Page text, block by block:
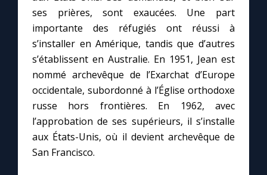
ses prières, sont exaucées. Une part
importante des réfugiés ont réussi à
s’installer en Amérique, tandis que d’autres
s’établissent en Australie. En 1951, Jean est
nommé archevêque de l’Exarchat d’Europe
occidentale, subordonné à l’Église orthodoxe
russe hors frontières. En 1962, avec
l’approbation de ses supérieurs, il s’installe
aux États-Unis, où il devient archevêque de
San Francisco.